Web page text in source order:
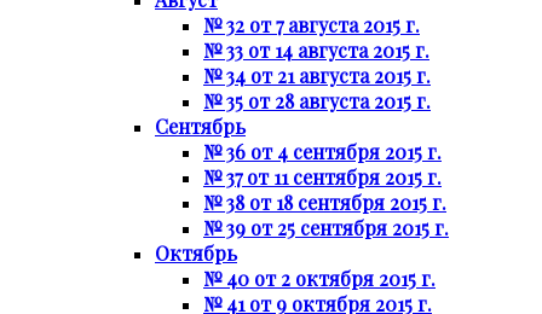
№ 32 от 7 августа 2015 г.
№ 33 от 14 августа 2015 г.
№ 34 от 21 августа 2015 г.
№ 35 от 28 августа 2015 г.
Сентябрь
№ 36 от 4 сентября 2015 г.
№ 37 от 11 сентября 2015 г.
№ 38 от 18 сентября 2015 г.
№ 39 от 25 сентября 2015 г.
Октябрь
№ 40 от 2 октября 2015 г.
№ 41 от 9 октября 2015 г.